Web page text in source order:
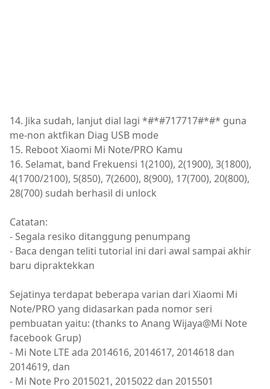
14. Jika sudah, lanjut dial lagi *#*#717717#*#* guna
me-non aktfikan Diag USB mode
15. Reboot Xiaomi Mi Note/PRO Kamu
16. Selamat, band Frekuensi 1(2100), 2(1900), 3(1800),
4(1700/2100), 5(850), 7(2600), 8(900), 17(700), 20(800),
28(700) sudah berhasil di unlock
Catatan:
- Segala resiko ditanggung penumpang
- Baca dengan teliti tutorial ini dari awal sampai akhir
baru dipraktekkan
Sejatinya terdapat beberapa varian dari Xiaomi Mi
Note/PRO yang didasarkan pada nomor seri
pembuatan yaitu: (thanks to Anang Wijaya@Mi Note
facebook Grup)
- Mi Note LTE ada 2014616, 2014617, 2014618 dan
2014619, dan
- Mi Note Pro 2015021, 2015022 dan 2015501